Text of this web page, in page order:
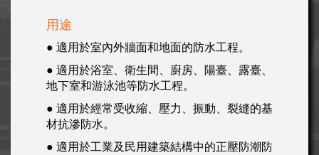
用途
● 適用於室內外牆面和地面的防水工程。
● 適用於浴室、衛生間、廚房、陽臺、露臺、
地下室和游泳池等防水工程。
● 適用於經常受收縮、壓力、振動、裂縫的基
材抗滲防水。
● 適用於工業及民用建築結構中的正壓防潮防